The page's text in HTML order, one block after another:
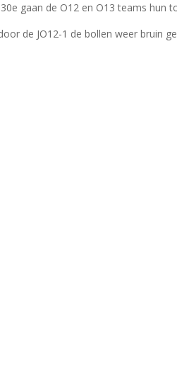
gaan de O12 en O13 teams hun
de JO12-1 de bollen weer bruin